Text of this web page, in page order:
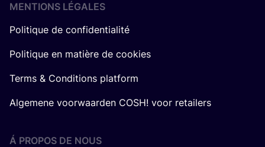
MENTIONS LÉGALES
Politique de confidentialité
Politique en matière de cookies
Terms & Conditions platform
Algemene voorwaarden COSH! voor retailers
Á PROPOS DE NOUS